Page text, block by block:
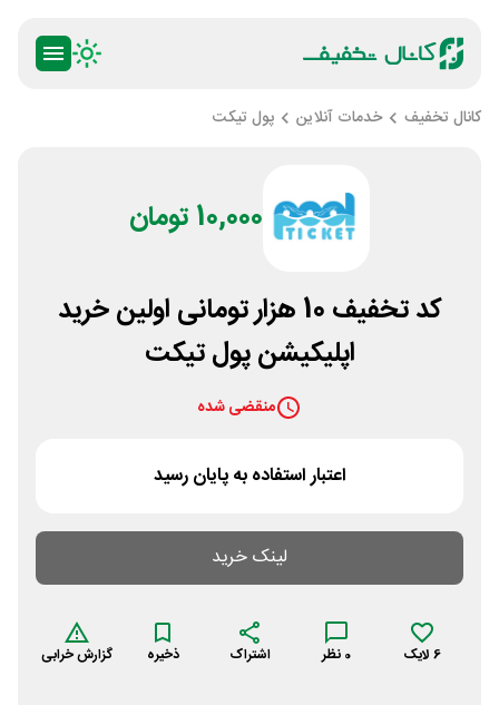
کانال تخفیف خدمات آنلاین پول تیکت
10,000 تومان
کد تخفیف 10 هزار تومانی اولین خرید
اپلیکیشن پول تیکت
منقضی شده
اعتبار استفاده به پایان رسید
لینک خرید
6 لایک 0 نظر اشتراک ذخیره گزارش خرابی